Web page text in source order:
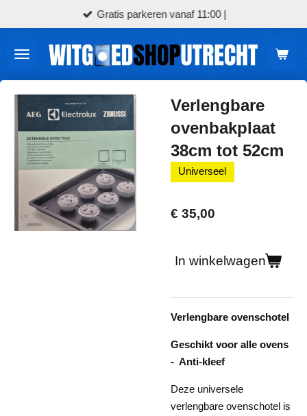
direct
naar
hoofdinhoud
Gratis parkeren vanaf 11:00 |
Verlengbare
ovenbakplaat
38cm tot 52cm
Universeel
€ 35,00
In winkelwagen
Verlengbare ovenschotel
Geschikt voor alle ovens
- Anti-kleef
Deze universele
verlengbare ovenschotel is